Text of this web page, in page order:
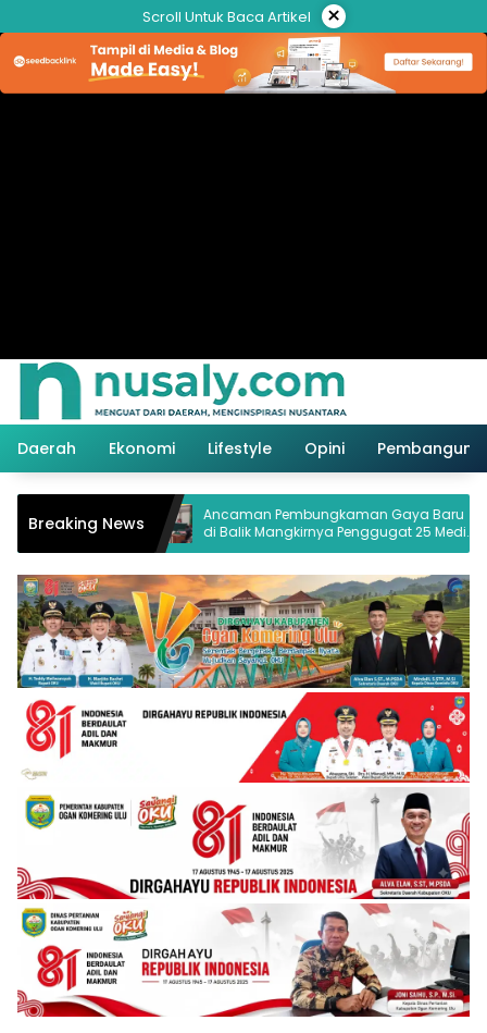
ke
konten
Scroll Untuk Baca Artikel ×
Daerah Ekonomi Lifestyle Opini
Breaking NewsAncaman Pembungkaman Gaya Baru
di Balik Mangkirnya Penggugat 25 Media
Palembang